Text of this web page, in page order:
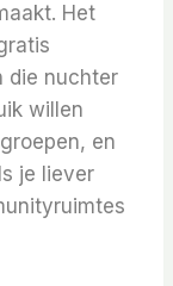
Het
die nuchter
willen
en
je liever